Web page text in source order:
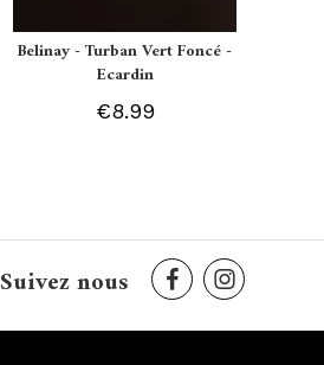
Belinay - Turban Vert Foncé -
Ecardin
€8.99
Suivez nous